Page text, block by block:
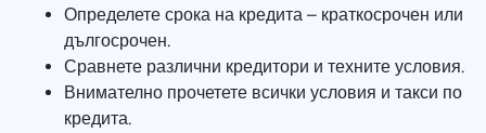
Определете срока на кредита – краткосрочен или
дългосрочен.
Сравнете различни кредитори и техните условия.
Внимателно прочетете всички условия и такси по
кредита.